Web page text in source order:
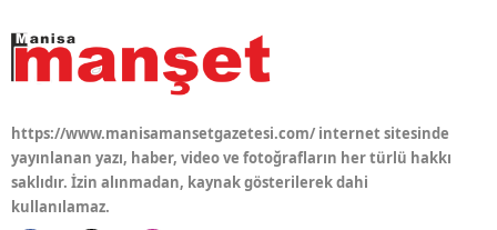
https://www.manisamansetgazetesi.com/ internet sitesinde
yayınlanan yazı, haber, video ve fotoğrafların her türlü hakkı
saklıdır. İzin alınmadan, kaynak gösterilerek dahi
kullanılamaz.